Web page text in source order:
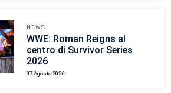
NEWS
WWE: Roman Reigns al
centro di Survivor Series
2026
07 Agosto 2026